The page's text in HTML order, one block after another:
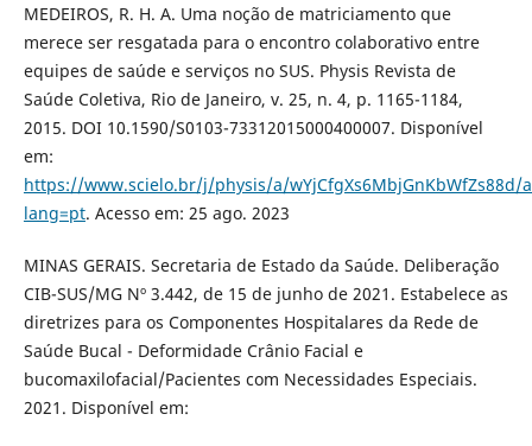
MEDEIROS, R. H. A. Uma noção de matriciamento que
merece ser resgatada para o encontro colaborativo entre
equipes de saúde e serviços no SUS. Physis Revista de
Saúde Coletiva, Rio de Janeiro, v. 25, n. 4, p. 1165-1184,
2015. DOI 10.1590/S0103-73312015000400007. Disponível
em:
https://www.scielo.br/j/physis/a/wYjCfgXs6MbjGnKbWfZs88d/
lang=pt. Acesso em: 25 ago. 2023
MINAS GERAIS. Secretaria de Estado da Saúde. Deliberação
CIB-SUS/MG Nº 3.442, de 15 de junho de 2021. Estabelece as
diretrizes para os Componentes Hospitalares da Rede de
Saúde Bucal - Deformidade Crânio Facial e
bucomaxilofacial/Pacientes com Necessidades Especiais.
2021. Disponível em: